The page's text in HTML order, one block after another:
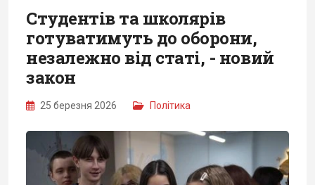
Студентів та школярів
готуватимуть до оборони,
незалежно від статі, - новий
закон
25 березня 2026 Політика